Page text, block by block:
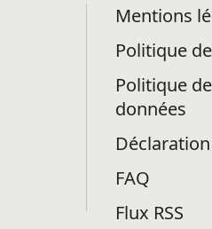
Mentions
Politique
Politique
données
FAQ
Flux RSS